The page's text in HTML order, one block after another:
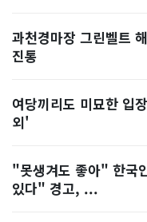
과천경마장 그린벨트
진통
여당끼리도 미묘한 입
외'
"못생겨도 좋아" 한국
있다" 경고, ...